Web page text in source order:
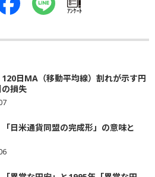
ｱﾝｹｰﾄ
120日MA（移動平均線）割れが示す円
損失
「日米通貨同盟の完成形」の意味と